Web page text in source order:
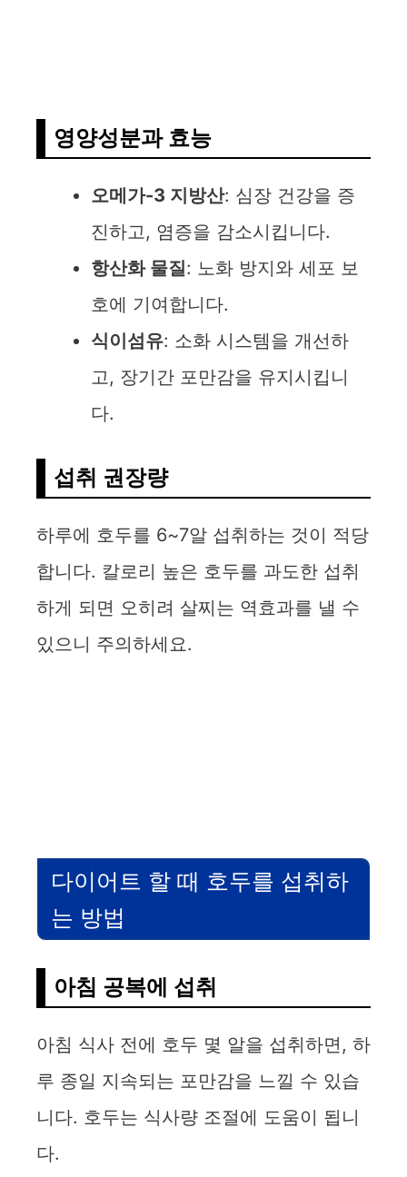
영양성분과 효능
오메가-3 지방산: 심장 건강을 증
진하고, 염증을 감소시킵니다.
항산화 물질: 노화 방지와 세포 보
호에 기여합니다.
식이섬유: 소화 시스템을 개선하
고, 장기간 포만감을 유지시킵니
다.
섭취 권장량
하루에 호두를 6~7알 섭취하는 것이 적당
합니다. 칼로리 높은 호두를 과도한 섭취
하게 되면 오히려 살찌는 역효과를 낼 수
있으니 주의하세요.
다이어트 할 때 호두를 섭취하
는 방법
아침 공복에 섭취
아침 식사 전에 호두 몇 알을 섭취하면, 하
루 종일 지속되는 포만감을 느낄 수 있습
니다. 호두는 식사량 조절에 도움이 됩니
다.